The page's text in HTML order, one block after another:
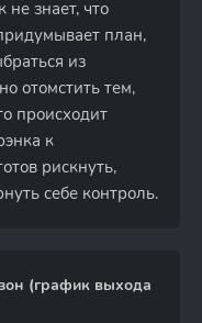
знает, что
план,
из
отомстить тем,
происходит
к
рискнуть,
себе контроль.
(график выхода